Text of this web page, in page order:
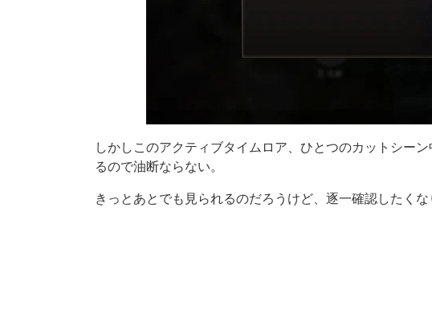
しかしこのアクティブタイムロア、ひとつのカットシー
るので油断ならない。
きっとあとでも見られるのだろうけど、逐一確認したくな